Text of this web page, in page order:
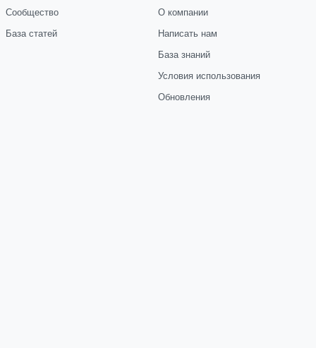
Сообщество
База статей
О компании
Написать нам
База знаний
Условия использования
Обновления